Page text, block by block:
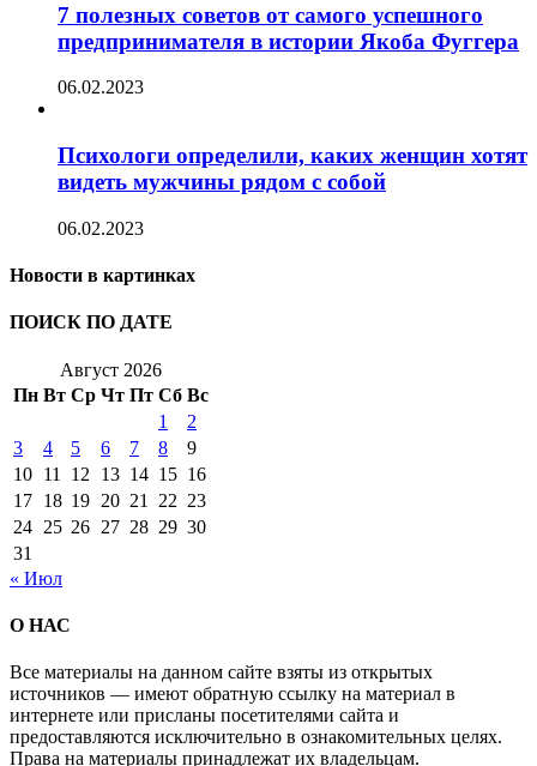
7 полезных советов от самого успешного
предпринимателя в истории Якоба Фуггера
06.02.2023
Психологи определили, каких женщин хотят
видеть мужчины рядом с собой
06.02.2023
Новости в картинках
ПОИСК ПО ДАТЕ
Август 2026
Пн Вт Ср Чт Пт Сб Вс
1
2
3
4 5 6 7 8
9
10 11 12 13 14 15 16
17 18 19 20 21 22 23
24 25 26 27 28 29 30
31
« Июл
О НАС
Все материалы на данном сайте взяты из открытых
источников — имеют обратную ссылку на материал в
интернете или присланы посетителями сайта и
предоставляются исключительно в ознакомительных целях.
Права на материалы принадлежат их владельцам.